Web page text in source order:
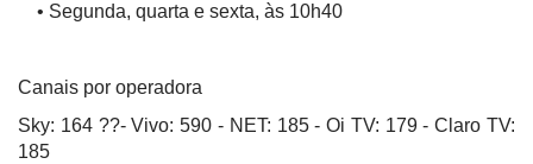
• Segunda, quarta e sexta, às 10h40
Canais por operadora
Sky: 164 ??- Vivo: 590 - NET: 185 - Oi TV: 179 - Claro TV:
185